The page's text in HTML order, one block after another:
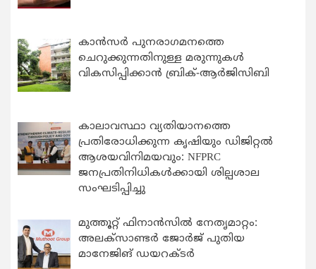
കാന്‍സര്‍ പുനരാഗമനത്തെ
ചെറുക്കുന്നതിനുള്ള മരുന്നുകള്‍
വികസിപ്പിക്കാന്‍ ബ്രിക്-ആര്‍ജിസിബി
കാലാവസ്ഥാ വ്യതിയാനത്തെ
പ്രതിരോധിക്കുന്ന കൃഷിയും ഡിജിറ്റൽ
ആശയവിനിമയവും: NFPRC
ജനപ്രതിനിധികൾക്കായി ശില്പശാല
സംഘടിപ്പിച്ചു
മുത്തൂറ്റ് ഫിനാൻസിൽ നേതൃമാറ്റം:
അലക്സാണ്ടർ ജോർജ് പുതിയ
മാനേജിങ് ഡയറക്ടർ